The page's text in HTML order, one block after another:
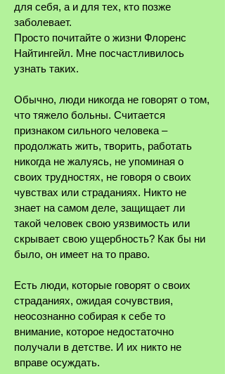
для себя, а и для тех, кто позже
заболевает.
Просто почитайте о жизни Флоренс
Найтингейл. Мне посчастливилось
узнать таких.
Обычно, люди никогда не говорят о том,
что тяжело больны. Считается
признаком сильного человека ‒
продолжать жить, творить, работать
никогда не жалуясь, не упоминая о
своих трудностях, не говоря о своих
чувствах или страданиях. Никто не
знает на самом деле, защищает ли
такой человек свою уязвимость или
скрывает свою ущербность? Как бы ни
было, он имеет на то право.
Есть люди, которые говорят о своих
страданиях, ожидая сочувствия,
неосознанно собирая к себе то
внимание, которое недостаточно
получали в детстве. И их никто не
вправе осуждать.